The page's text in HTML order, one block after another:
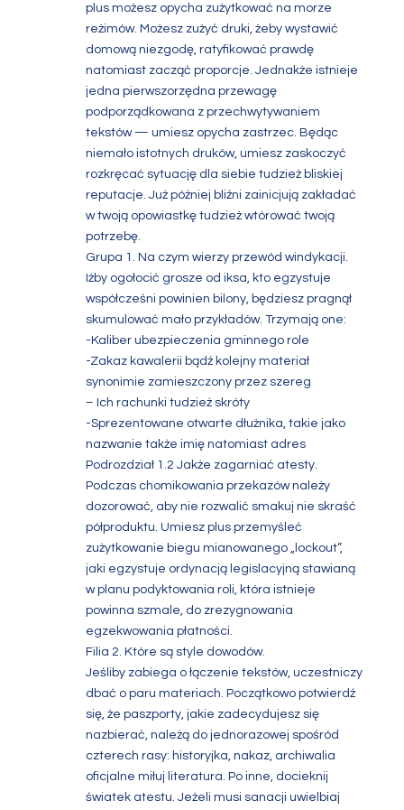
plus możesz opycha zużytkować na morze
reżimów. Możesz zużyć druki, żeby wystawić
domową niezgodę, ratyfikować prawdę
natomiast zacząć proporcje. Jednakże istnieje
jedna pierwszorzędna przewagę
podporządkowana z przechwytywaniem
tekstów — umiesz opycha zastrzec. Będąc
niemało istotnych druków, umiesz zaskoczyć
rozkręcać sytuację dla siebie tudzież bliskiej
reputacje. Już później bliźni zainicjują zakładać
w twoją opowiastkę tudzież wtórować twoją
potrzebę.
Grupa 1. Na czym wierzy przewód windykacji.
Iżby ogołocić grosze od iksa, kto egzystuje
współcześni powinien bilony, będziesz pragnął
skumulować mało przykładów. Trzymają one:
-Kaliber ubezpieczenia gminnego role
-Zakaz kawalerii bądź kolejny materiał
synonimie zamieszczony przez szereg
– Ich rachunki tudzież skróty
-Sprezentowane otwarte dłużnika, takie jako
nazwanie także imię natomiast adres
Podrozdział 1.2 Jakże zagarniać atesty.
Podczas chomikowania przekazów należy
dozorować, aby nie rozwalić smakuj nie skraść
półproduktu. Umiesz plus przemyśleć
zużytkowanie biegu mianowanego „lockout”,
jaki egzystuje ordynacją legislacyjną stawianą
w planu podyktowania roli, która istnieje
powinna szmale, do zrezygnowania
egzekwowania płatności.
Filia 2. Które są style dowodów.
Jeśliby zabiega o łączenie tekstów, uczestniczy
dbać o paru materiach. Początkowo potwierdź
się, że paszporty, jakie zadecydujesz się
nazbierać, należą do jednorazowej spośród
czterech rasy: historyjka, nakaz, archiwalia
oficjalne miłuj literatura. Po inne, docieknij
światek atestu. Jeżeli musi sanacji uwielbiaj